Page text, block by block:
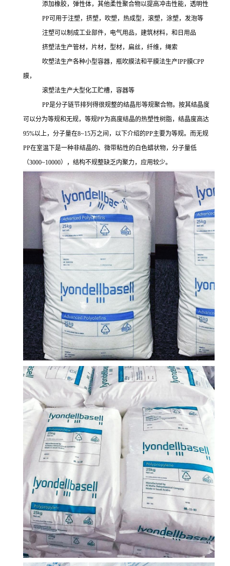
添加橡胶，弹性体，其他柔性聚合物以提高冲击性能，透明性
PP可用于注塑，挤塑，吹塑，热成型，滚塑，涂塑，发泡等
注塑可以制成工业部件，电气用品，建筑材料，和日用品
挤塑法生产管材，片材，型材，扁丝，纤维，绳索
吹塑法生产各种小型容器，瓶吹膜法和平膜法生产IPP膜CPP
膜，
滚塑法生产大型化工贮槽，容器等
PP是分子链节排列得很规整的结晶形等规聚合物。按其结晶度
可以分为等规和无规，等规PP为高度结晶的热塑性树脂，结晶度高达
95%以上，分子量在8~15万之间，以下介绍的PP主要为等规。而无规
PP在室温下是一种非结晶的、微带粘性的白色蜡状物，分子量低
（3000~10000），结构不规整缺乏内聚力，应用较少。